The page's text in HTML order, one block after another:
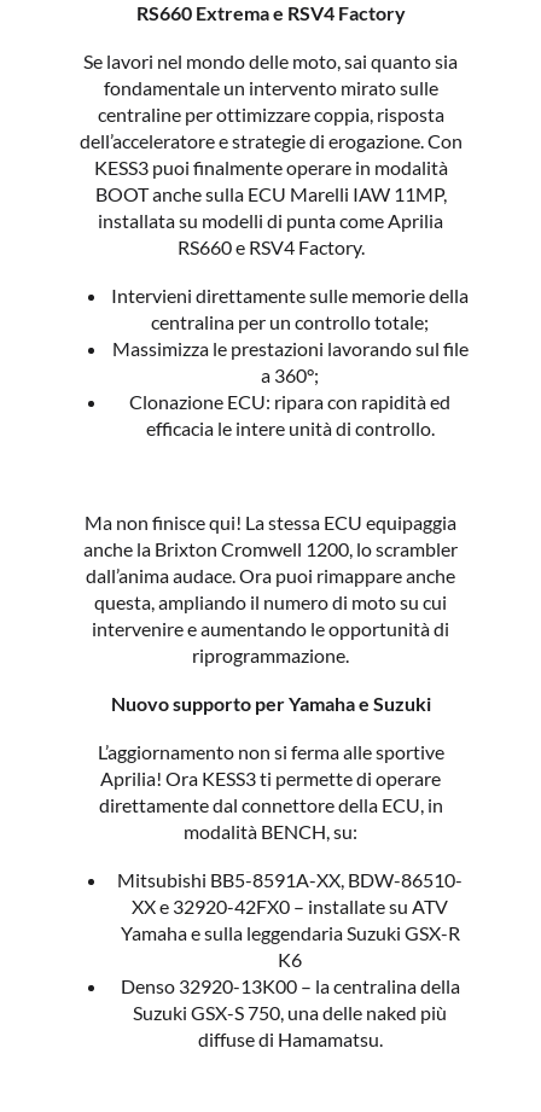
RS660 Extrema e RSV4 Factory
Se lavori nel mondo delle moto, sai quanto sia
fondamentale un intervento mirato sulle
centraline per ottimizzare coppia, risposta
dell’acceleratore e strategie di erogazione. Con
KESS3 puoi finalmente operare in modalità
BOOT anche sulla ECU Marelli IAW 11MP,
installata su modelli di punta come Aprilia
RS660 e RSV4 Factory.
Intervieni direttamente sulle memorie della
centralina per un controllo totale;
Massimizza le prestazioni lavorando sul file
a 360°;
Clonazione ECU: ripara con rapidità ed
efficacia le intere unità di controllo.
Ma non finisce qui! La stessa ECU equipaggia
anche la Brixton Cromwell 1200, lo scrambler
dall’anima audace. Ora puoi rimappare anche
questa, ampliando il numero di moto su cui
intervenire e aumentando le opportunità di
riprogrammazione.
Nuovo supporto per Yamaha e Suzuki
L’aggiornamento non si ferma alle sportive
Aprilia! Ora KESS3 ti permette di operare
direttamente dal connettore della ECU, in
modalità BENCH, su:
Mitsubishi BB5-8591A-XX, BDW-86510-
XX e 32920-42FX0 – installate su ATV
Yamaha e sulla leggendaria Suzuki GSX-R
K6
Denso 32920-13K00 – la centralina della
Suzuki GSX-S 750, una delle naked più
diffuse di Hamamatsu.